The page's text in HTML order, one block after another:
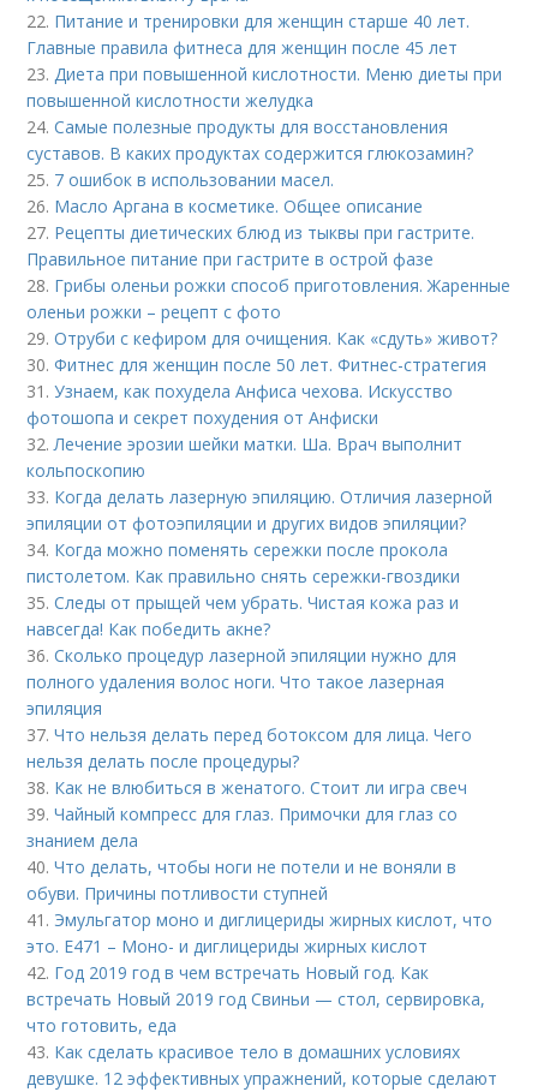
22. Питание и тренировки для женщин старше 40 лет.
Главные правила фитнеса для женщин после 45 лет
23.Диета при повышенной кислотности. Меню диеты при
повышенной кислотности желудка
24.Самые полезные продукты для восстановления
суставов. В каких продуктах содержится глюкозамин?
25. 7 ошибок в использовании масел.
26. Масло Аргана в косметике. Общее описание
27. Рецепты диетических блюд из тыквы при гастрите.
Правильное питание при гастрите в острой фазе
28. Грибы оленьи рожки способ приготовления. Жаренные
оленьи рожки – рецепт с фото
29.Отруби с кефиром для очищения. Как «сдуть» живот?
30.Фитнес для женщин после 50 лет. Фитнес-стратегия
31.Узнаем, как похудела Анфиса чехова. Искусство
фотошопа и секрет похудения от Анфиски
32.Лечение эрозии шейки матки. Ша. Врач выполнит
кольпоскопию
33. Когда делать лазерную эпиляцию. Отличия лазерной
эпиляции от фотоэпиляции и других видов эпиляции?
34. Когда можно поменять сережки после прокола
пистолетом. Как правильно снять сережки-гвоздики
35.Следы от прыщей чем убрать. Чистая кожа раз и
навсегда! Как победить акне?
36.Сколько процедур лазерной эпиляции нужно для
полного удаления волос ноги. Что такое лазерная
эпиляция
37.Что нельзя делать перед ботоксом для лица. Чего
нельзя делать после процедуры?
38. Как не влюбиться в женатого. Стоит ли игра свеч
39.Чайный компресс для глаз. Примочки для глаз со
знанием дела
40.Что делать, чтобы ноги не потели и не воняли в
обуви. Причины потливости ступней
41. Эмульгатор моно и диглицериды жирных кислот, что
это. Е471 – Моно- и диглицериды жирных кислот
42. Год 2019 год в чем встречать Новый год. Как
встречать Новый 2019 год Свиньи — стол, сервировка,
что готовить, еда
43. Как сделать красивое тело в домашних условиях
девушке. 12 эффективных упражнений, которые сделают